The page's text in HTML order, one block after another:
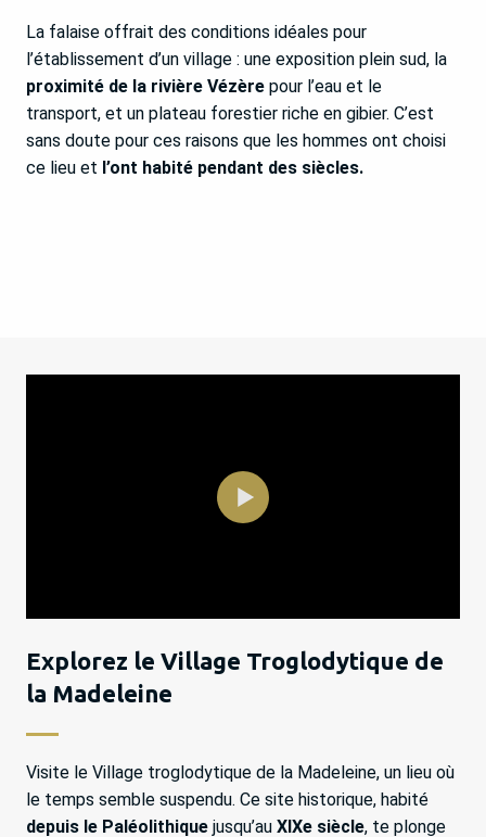
La falaise offrait des conditions idéales pour
l’établissement d’un village : une exposition plein sud, la
proximité de la rivière Vézère pour l’eau et le
transport, et un plateau forestier riche en gibier. C’est
sans doute pour ces raisons que les hommes ont choisi
ce lieu et l’ont habité pendant des siècles.
Explorez le Village Troglodytique de
la Madeleine
Visite le Village troglodytique de la Madeleine, un lieu où
le temps semble suspendu. Ce site historique, habité
depuis le Paléolithique jusqu’au XIXe siècle, te plonge